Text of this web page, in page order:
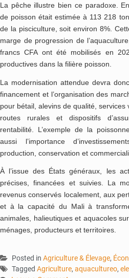
La pêche illustre bien ce paradoxe.
de poisson était estimée à 113 218
de la pisciculture, soit environ 8%.
marge de progression de
francs CFA ont été mobilisés en
productives dans la filière poisson.
La modernisation attendue devra
financement et l’organisation des
pour bétail, alevins de qualité, services
routes rurales et dispositifs
rentabilité. L’exemple de la
aussi l’importance
production, conservation et
À l’issue des États généraux, les
précises, financées et suivies. La
revenus conservés localement, aux
et à la capacité du Mali à
animales, halieutiques et aquacoles
ménages, producteurs et territoires.
Posted in Agriculture & Élevage,
Tagged Agriculture, aquacultureo,